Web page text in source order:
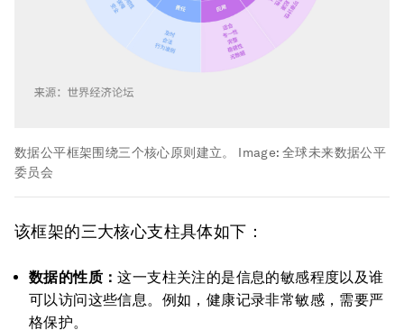
数据公平框架围绕三个核心原则建立。 Image:全球未来数据公平
委员会
该框架的三大核心支柱具体如下：
数据的性质：这一支柱关注的是信息的敏感程度以及谁
可以访问这些信息。例如，健康记录非常敏感，需要严
格保护。